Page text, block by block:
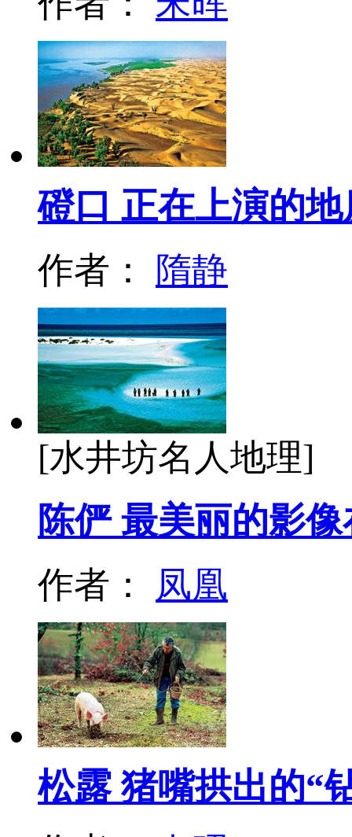
磴口 正在上演的
作者： 隋静
[水井坊名人地理]
陈俨 最美丽的影
作者： 凤凰
松露 猪嘴拱出的“